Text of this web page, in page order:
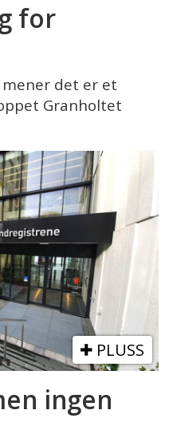
for
mener det er et
Granholtet
PLUSS
ingen